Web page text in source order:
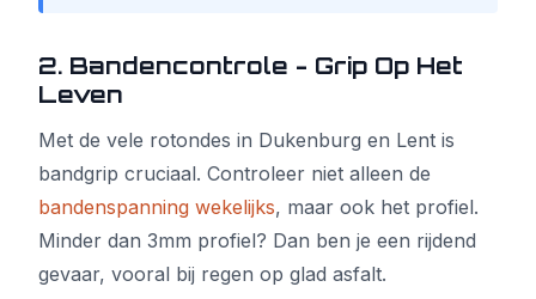
2. Bandencontrole - Grip Op Het
Leven
Met de vele rotondes in Dukenburg en Lent is
bandgrip cruciaal. Controleer niet alleen de
bandenspanning wekelijks, maar ook het profiel.
Minder dan 3mm profiel? Dan ben je een rijdend
gevaar, vooral bij regen op glad asfalt.